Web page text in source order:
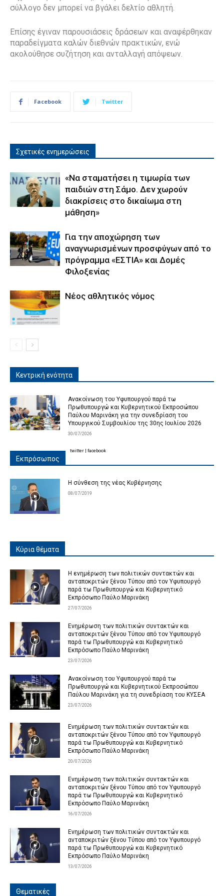
σύλλογο δεν μπορεί να βγάλει δελτίο αθλητή.
Επίσης έγιναν παρουσιάσεις δράσεων και αναφέρθηκαν
παραδείγματα καλών διεθνών πρακτικών, ενώ
ακολούθησε συζήτηση και ανταλλαγή απόψεων.
Facebook Twitter
Σχετικές ενημερώσεις
«Να σταματήσει η τιμωρία των
παιδιών στη Σάμο. Δεν χωρούν
διακρίσεις στο δικαίωμα στη
μάθηση»
Για την αποχώρηση των
αναγνωρισμένων προσφύγων από το
πρόγραμμα «ΕΣΤΙΑ» και Δομές
Φιλοξενίας
Νέος αθλητικός νόμος
Κεντρική ενότητα
Ανακοίνωση του Υφυπουργού παρά τω
Πρωθυπουργώ και Κυβερνητικού Εκπροσώπου
Παύλου Μαρινάκη για την συνεδρίαση του
Υπουργικού Συμβουλίου της 30ης Ιουλίου 2026
30/07/2026
Εκπρόσωπος
Η σύνθεση της νέας Κυβέρνησης
08/07/2019
twitter facebook
Κύρια θέματα
Η ενημέρωση των πολιτικών συντακτών και
ανταποκριτών ξένου Τύπου από τον Υφυπουργό
παρά τω Πρωθυπουργώ και Κυβερνητικό
Εκπρόσωπο Παύλο Μαρινάκη
27/07/2026
Ενημέρωση των πολιτικών συντακτών και
ανταποκριτών ξένου Τύπου από τον Υφυπουργό
παρά τω Πρωθυπουργώ και Κυβερνητικό
Εκπρόσωπο Παύλο Μαρινάκη
23/07/2026
Ανακοίνωση του Υφυπουργού παρά τω
Πρωθυπουργώ και Κυβερνητικού Εκπροσώπου
Παύλου Μαρινάκη για τη συνεδρίαση του ΚΥΣΕΑ
23/07/2026
Ενημέρωση των πολιτικών συντακτών και
ανταποκριτών ξένου Τύπου από τον Υφυπουργό
παρά τω Πρωθυπουργώ και Κυβερνητικό
Εκπρόσωπο Παύλο Μαρινάκη
20/07/2026
Ενημέρωση των πολιτικών συντακτών και
ανταποκριτών ξένου Τύπου από τον Υφυπουργό
παρά τω Πρωθυπουργώ και Κυβερνητικό
Εκπρόσωπο Παύλο Μαρινάκη
16/07/2026
Ενημέρωση των πολιτικών συντακτών και
ανταποκριτών ξένου Τύπου από τον Υφυπουργό
παρά τω Πρωθυπουργώ και Κυβερνητικό
Εκπρόσωπο Παύλο Μαρινάκη
13/07/2026
Θεματικές